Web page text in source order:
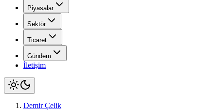
Piyasalar
Sektör
Ticaret
Gündem
İletişim
Demir Çelik